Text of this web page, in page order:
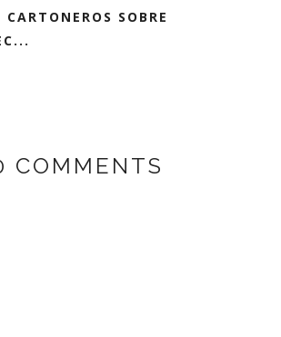
SOBRE
COMMENTS